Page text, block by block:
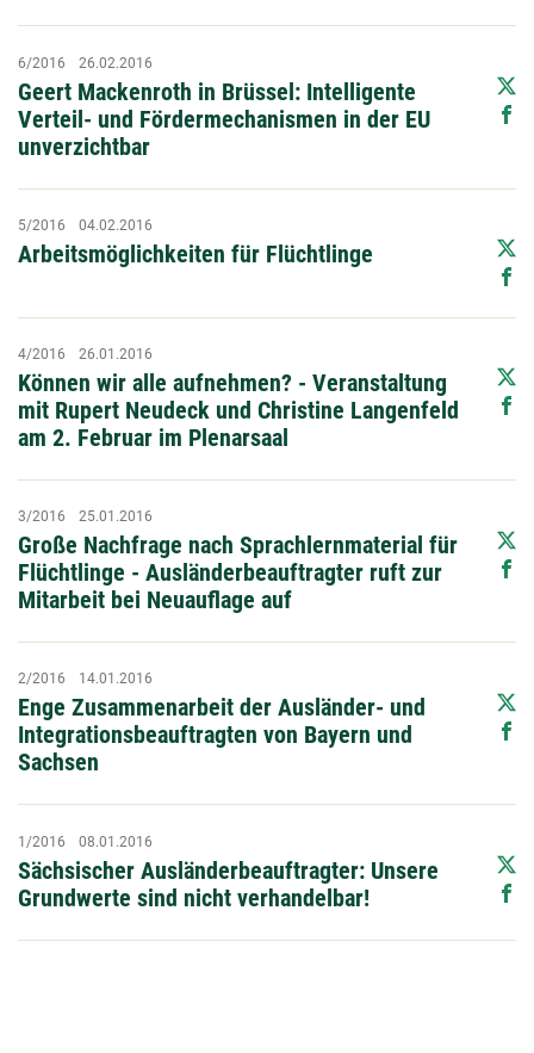
Geert Mackenroth in Brüssel: Intelligente
Verteil- und Fördermechanismen in der EU
unverzichtbar
6/2016 26.02.2016
Arbeitsmöglichkeiten für Flüchtlinge
5/2016 04.02.2016
Können wir alle aufnehmen? - Veranstaltung
mit Rupert Neudeck und Christine Langenfeld
am 2. Februar im Plenarsaal
4/2016 26.01.2016
Große Nachfrage nach Sprachlernmaterial für
Flüchtlinge - Ausländerbeauftragter ruft zur
Mitarbeit bei Neuauflage auf
3/2016 25.01.2016
Enge Zusammenarbeit der Ausländer- und
Integrationsbeauftragten von Bayern und
Sachsen
2/2016 14.01.2016
Sächsischer Ausländerbeauftragter: Unsere
Grundwerte sind nicht verhandelbar!
1/2016 08.01.2016